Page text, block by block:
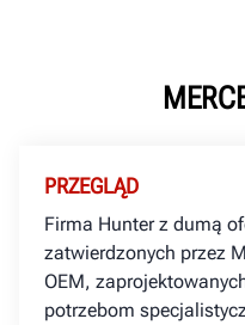
PRZEGLĄD
Firma Hunter z dumą
zatwierdzonych przez
OEM,
potrzebom